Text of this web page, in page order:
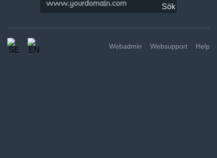
Webadmin Websupport Help